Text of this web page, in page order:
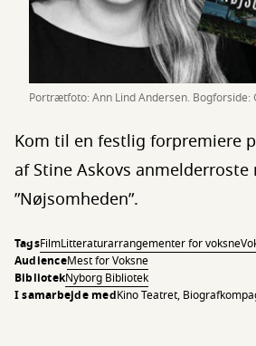
Portrætfoto: Ann Lind Andersen. Bogforside:
Kom til en festlig forpremiere
af Stine Askovs anmelderroste
”Nøjsomheden”.
TagsFilmLitteraturarrangementer for voksne
AudienceMest for Voksne
BibliotekNyborg Bibliotek
I samarbejde medKino Teatret,